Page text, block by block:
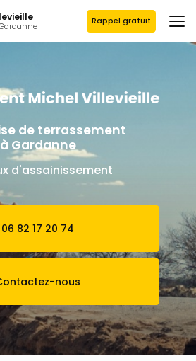
Rappel gratuit
de terrassement
à Gardanne
d'assainissement
06 82 17 20 74
nous